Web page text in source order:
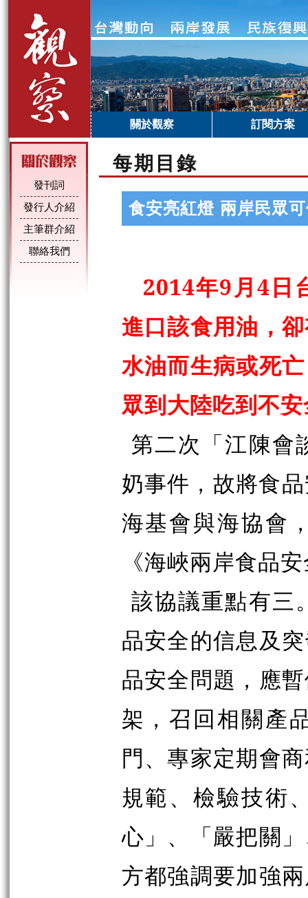
關於觀察 訂閱方案
發刊詞
發行人介紹
主筆群介紹
聯絡我們
每期目錄
食安亮紅燈 兩岸民眾
2014年9月4日
進口該食用油，
水油而生病或死
眾到大陸吃到不
第二次「江陳會
奶事件，故將食
海基會與海協會
《海峽兩岸食品
該協議重點有三
品安全的信息及
品安全問題，應
架，召回相關產
門、專家定期會
規範、檢驗技術
心」、「嚴把關
方都強調要加強